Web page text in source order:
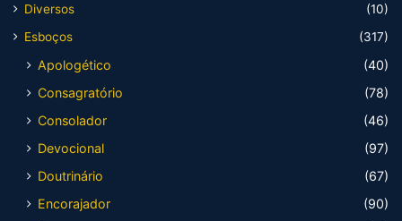
Diversos
(10)
Esboços
(317)
Apologético
(40)
Consagratório
(78)
Consolador
(46)
Devocional
(97)
Doutrinário
(67)
Encorajador
(90)